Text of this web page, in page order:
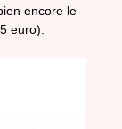
encore le
euro).